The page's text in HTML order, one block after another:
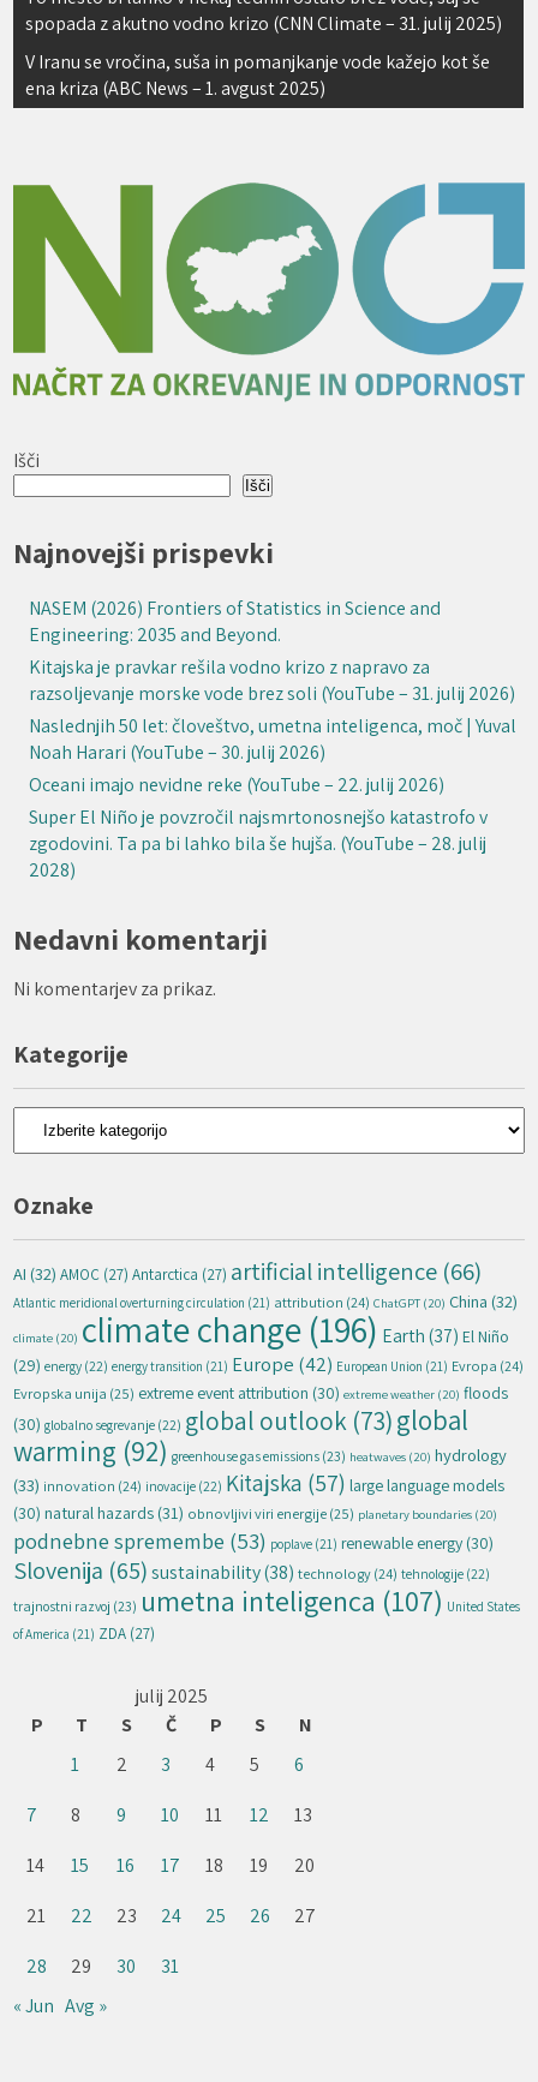
prispevka
spopada z akutno vodno krizo (CNN Climate – 31. julij 2025)
V Iranu se vročina, suša in pomanjkanje vode kažejo kot še
ena kriza (ABC News – 1. avgust 2025)
Išči
Išči
Najnovejši prispevki
NASEM (2026) Frontiers of Statistics in Science and
Engineering: 2035 and Beyond.
Kitajska je pravkar rešila vodno krizo z napravo za
razsoljevanje morske vode brez soli (YouTube – 31. julij 2026)
Naslednjih 50 let: človeštvo, umetna inteligenca, moč | Yuval
Noah Harari (YouTube – 30. julij 2026)
Oceani imajo nevidne reke (YouTube – 22. julij 2026)
Super El Niño je povzročil najsmrtonosnejšo katastrofo v
zgodovini. Ta pa bi lahko bila še hujša. (YouTube – 28. julij
2028)
Nedavni komentarji
Ni komentarjev za prikaz.
Kategorije
Kategorije
Oznake
AI (32) AMOC (27) Antarctica (27) artificial intelligence (66)
Atlantic meridional overturning circulation (21) attribution (24) ChatGPT (20) China (32)
climate (20) climate change (196) Earth (37) El Niño
(29) energy (22) energy transition (21) Europe (42) European Union (21) Evropa (24)
Evropska unija (25) extreme event attribution (30) extreme weather (20) floods
(30) globalno segrevanje (22) global outlook (73)global
warming (92) greenhouse gas emissions (23) heatwaves (20) hydrology
(33) innovation (24) inovacije (22) Kitajska (57) large language models
(30) natural hazards (31) obnovljivi viri energije(25) planetary boundaries (20)
podnebne spremembe (53) poplave (21) renewable energy (30)
Slovenija (65) sustainability(38) technology(24) tehnologije (22)
trajnostni razvoj (23) umetna inteligenca (107) United States
of America (21) ZDA (27)
julij 2025
P
T S Č P S
N
1
2 3 4 5
6
7
8 9 10 11 12
13
14
15 16 17 18 19
20
21
22 23 24 25 26
27
28
29 30
31
« Jun Avg »